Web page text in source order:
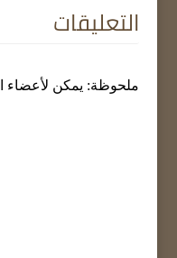
التعليقات
ملحوظة: يمكن لأعضاء